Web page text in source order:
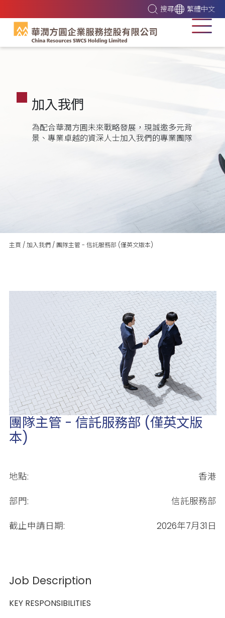
搜尋 繁體中文
加入我們
為配合華潤方圓未來戰略發展，現誠邀多元背
景、專業卓越的資深人士加入我們的專業團隊
主頁 /加入我們 / 團隊主管 - 信託服務部 (僅英文版本)
團隊主管 - 信託服務部 (僅英文版
本)
地點: 香港
部門: 信託服務部
截止申請日期: 2026年7月31日
Job Description
KEY RESPONSIBILITIES